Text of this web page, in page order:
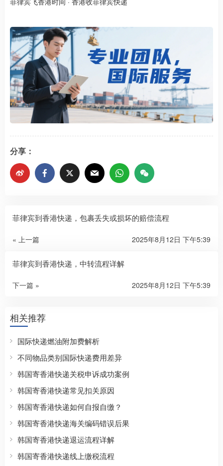
分享：
菲律宾到香港快递，包裹丢失或损坏的赔偿流程
« 上一篇 2025年8月12日 下午5:39
菲律宾到香港快递，中转流程详解
下一篇 » 2025年8月12日 下午5:39
相关推荐
国际快递燃油附加费解析
不同物品类别国际快递费用差异
韩国寄香港快递关税申诉成功案例
韩国寄香港快递常见扣关原因
韩国寄香港快递如何自报自缴？
韩国寄香港快递海关编码错误后果
韩国寄香港快递退运流程详解
韩国寄香港快递线上缴税流程